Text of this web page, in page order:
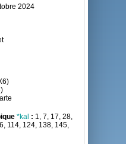
2024
*kal : 1, 7, 17, 28,
114, 124, 138, 145,